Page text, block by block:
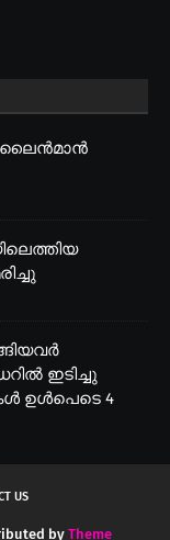
ലൈൻമാൻ
ഇടിച്ചു
ഉൾപെടെ 4
US
byTheme